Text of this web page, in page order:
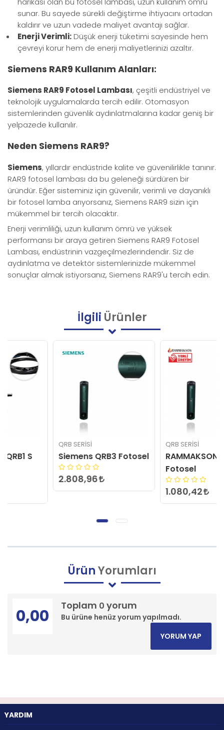
sunar. Bu sayede sürekli değiştirme ihtiyacını ortadan
kaldırır ve uzun vadede maliyet avantajı sağlar.
Enerji Verimli: Düşük enerji tüketimi sayesinde hem
çevreyi korur hem de enerji maliyetlerinizi azaltır.
Siemens RAR9 Kullanım Alanları:
Siemens RAR9 Fotosel Lambası, çeşitli endüstriyel ve
teknolojik uygulamalarda tercih edilir. Otomasyon
sistemlerinden güvenlik aydınlatmalarına kadar geniş bir
yelpazede kullanılır.
Neden Siemens RAR9?
Siemens, yıllardır endüstride kalite ve güvenilirlikle tanınır.
RAR9 fotosel lambası da bu geleneği sürdüren bir
üründür. Eğer sisteminiz için güvenilir, verimli ve dayanıklı
bir fotosel lamba arıyorsanız, Siemens RAR9 sizin için
mükemmel bir tercih olacaktır.
Enerji verimliliği, uzun kullanım ömrü ve yüksek
performansı bir araya getiren Siemens RAR9 Fotosel
Lambası, endüstrinin vazgeçilmezlerindendir. Siz de
aydınlatma ve detektör sistemlerinizde mükemmel
sonuçlar almak istiyorsanız, Siemens RAR9'u tercih edin.
İlgili Ürünler
Siemens QRB3 Fotosel
RAMMAKSON QRB3
1.080,42
ÜrünYorumları
Toplam 0 yorum
Bu ürüne henüz yorum yapılmadı.
0,00
YORUM YAP
YARDIM